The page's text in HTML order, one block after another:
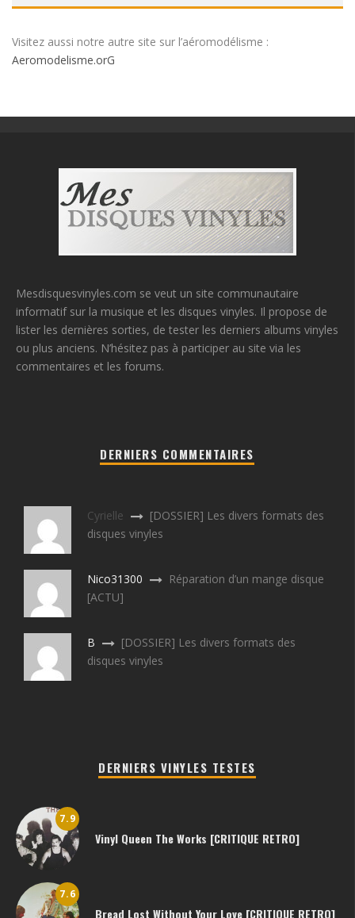
Visitez aussi notre autre site sur l’aéromodélisme :
Aeromodelisme.orG
Mesdisquesvinyles.com se veut un site communautaire
informatif sur la musique et les disques vinyles. Il propose de
lister les dernières sorties, de tester les derniers albums vinyles
ou plus anciens. N’hésitez pas à participer au site via les
commentaires et les forums.
DERNIERS COMMENTAIRES
Cyrielle
[DOSSIER] Les divers formats des
disques vinyles
Nico31300
Réparation d’un mange disque
[ACTU]
B
[DOSSIER] Les divers formats des
disques vinyles
DERNIERS VINYLES TESTES
7.9
Vinyl Queen The Works [CRITIQUE RETRO]
7.6
Bread Lost Without Your Love [CRITIQUE RETRO]